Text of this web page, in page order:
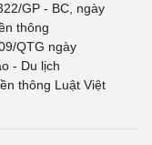
GP - BC, ngày
thông
QTG ngày
- Du lịch
thông Luật Việt